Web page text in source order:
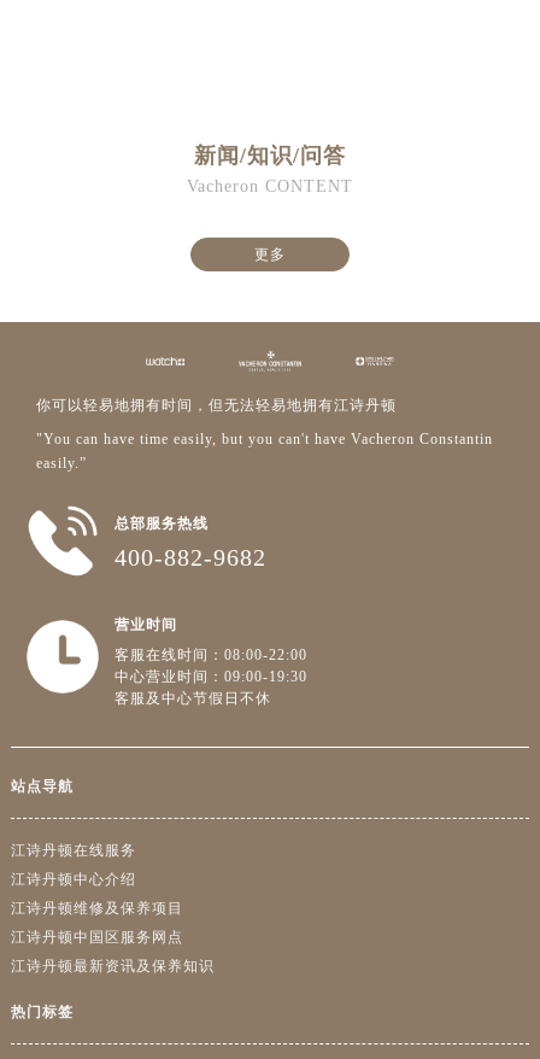
新闻/知识/问答
Vacheron CONTENT
更多
你可以轻易地拥有时间，但无法轻易地拥有江诗丹顿
"You can have time easily, but you can't have Vacheron Constantin
easily.”
总部服务热线
400-882-9682
营业时间
客服在线时间：08:00-22:00
中心营业时间：09:00-19:30
客服及中心节假日不休
站点导航
江诗丹顿在线服务
江诗丹顿中心介绍
江诗丹顿维修及保养项目
江诗丹顿中国区服务网点
江诗丹顿最新资讯及保养知识
热门标签